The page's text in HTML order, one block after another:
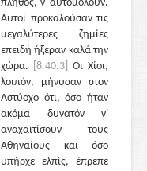
πλήθος, ν᾽ αυτομολούν.
Αυτοί προκαλούσαν τις
μεγαλύτερες ζημίες
επειδή ήξεραν καλά την
χώρα.
[8.40.3]
Οι Χίοι,
λοιπόν, μήνυσαν στον
Αστύοχο ότι, όσο ήταν
ακόμα δυνατόν ν᾽
αναχαιτίσουν τους
Αθηναίους και όσο
υπήρχε ελπίς, έπρεπε